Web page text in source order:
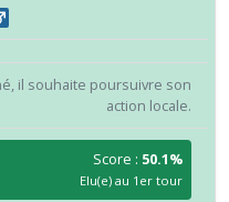
il souhaite poursuivre son
action locale.
Score : 50.1%
Elu(e) au 1er tour